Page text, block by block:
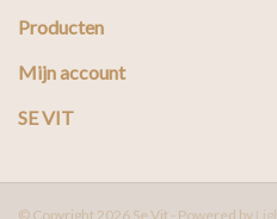
Producten
Mijn account
SE VIT
© Copyright 2026 Se Vit - Powered by